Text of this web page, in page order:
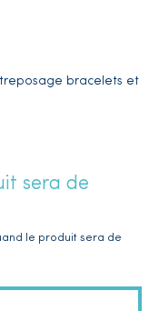
bracelets et
sera de
le produit sera de